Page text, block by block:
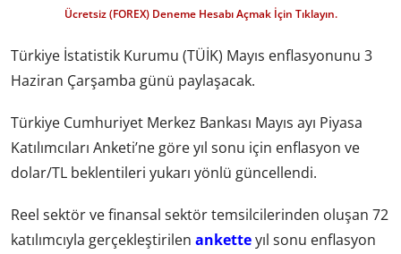
Ücretsiz (FOREX) Deneme Hesabı Açmak İçin Tıklayın.
Türkiye İstatistik Kurumu (TÜİK) Mayıs enflasyonunu 3
Haziran Çarşamba günü paylaşacak.
Türkiye Cumhuriyet Merkez Bankası Mayıs ayı Piyasa
Katılımcıları Anketi’ne göre yıl sonu için enflasyon ve
dolar/TL beklentileri yukarı yönlü güncellendi.
Reel sektör ve finansal sektör temsilcilerinden oluşan 72
katılımcıyla gerçekleştirilen anketteyıl sonu enflasyon